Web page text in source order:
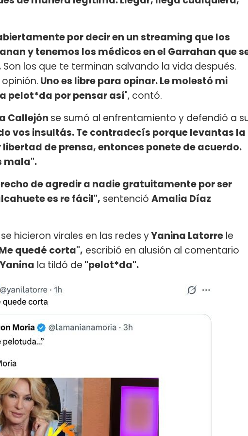
por decir en un streaming que los
y tenemos los médicos en el Garrahan que
Son los que te terminan salvando la vida después.
Uno es libre para opinar. Le molestó mi
pelot*da por pensar así", contó.
Callejón se sumó al enfrentamiento y defendió a
vos insultás. Te contradecís porque levantas la
de prensa, entonces ponete de acuerdo.
mala".
de agredir a nadie gratuitamente por ser
es re fácil", sentenció Amalia Díaz
hicieron virales en las redes yYanina Latorre le
quedé corta", escribió en alusión al comentario
Yanina la tildó de "pelot*da".